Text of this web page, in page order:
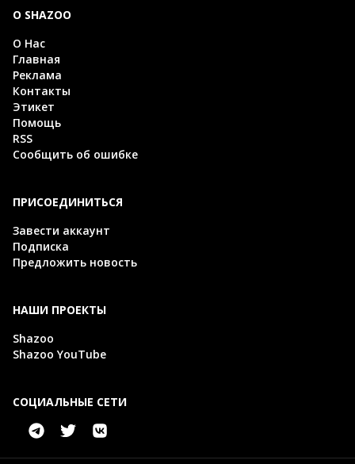
О SHAZOO
О Нас
Главная
Реклама
Контакты
Этикет
Помощь
RSS
Сообщить об ошибке
ПРИСОЕДИНИТЬСЯ
Завести аккаунт
Подписка
Предложить новость
НАШИ ПРОЕКТЫ
Shazoo
Shazoo YouTube
СОЦИАЛЬНЫЕ СЕТИ